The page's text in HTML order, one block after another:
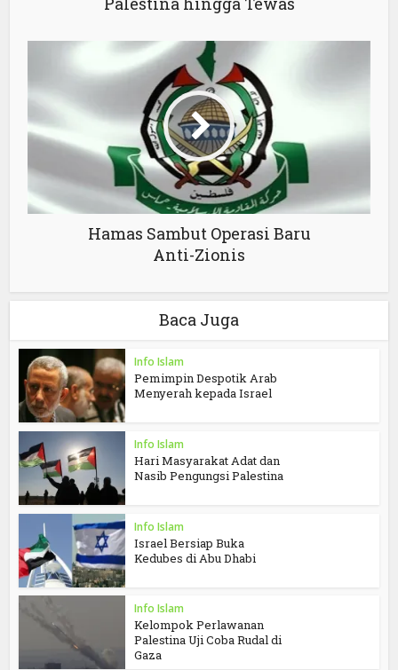
Hamas Sambut Operasi Baru
Anti-Zionis
Baca Juga
Info Islam
Pemimpin Despotik Arab
Menyerah kepada Israel
Info Islam
Hari Masyarakat Adat dan
Nasib Pengungsi Palestina
Info Islam
Israel Bersiap Buka
Kedubes di Abu Dhabi
Info Islam
Kelompok Perlawanan
Palestina Uji Coba Rudal di
Gaza